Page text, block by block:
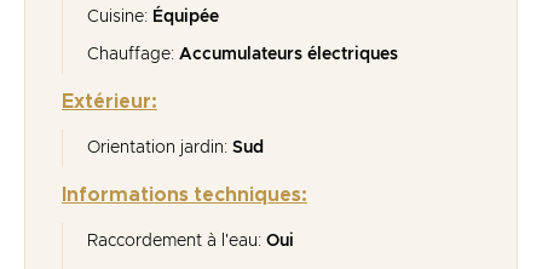
Cuisine: Équipée
Chauffage: Accumulateurs électriques
Extérieur:
Orientation jardin: Sud
Informations techniques:
Raccordement à l'eau: Oui